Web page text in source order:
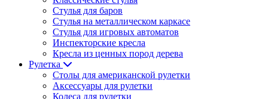
Стулья для баров
Стулья на металлическом каркасе
Стулья для игровых автоматов
Инспекторские кресла
Кресла из ценных пород дерева
Рулетка
Столы для американской рулетки
Аксессуары для рулетки
Колеса для рулетки